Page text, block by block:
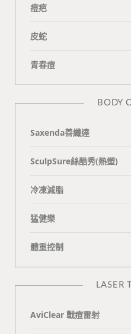
痘疤
皮蛇
青春痘
BODY
Saxenda善纖達
SculpSure絲酷秀(熱塑)
冷凍減脂
猛健樂
體重控制
LASER
AviClear 戰痘雷射